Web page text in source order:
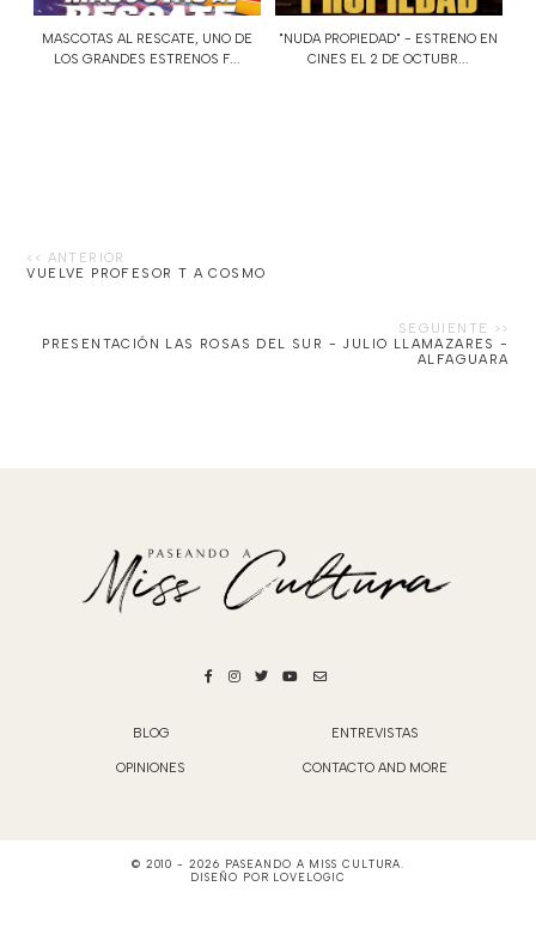
MASCOTAS AL RESCATE, UNO DE
LOS GRANDES ESTRENOS F...
"NUDA PROPIEDAD" - ESTRENO EN
CINES EL 2 DE OCTUBR...
VUELVE PROFESOR T A COSMO
PRESENTACIÓN LAS ROSAS DEL SUR - JULIO LLAMAZARES -
ALFAGUARA
BLOG ENTREVISTAS
OPINIONES CONTACTO AND MORE
© 2010 - 2026 PASEANDO A MISS CULTURA.
DISEÑO POR LOVELOGIC